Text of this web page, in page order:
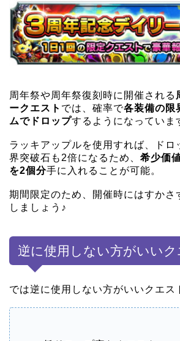
周年祭や周年祭復刻時に開催される
ークエスト では、確率で各装備の限
ムでドロップするようになっていま
ラッキアップルを使用すれば、ドロ
界突破石も2倍になるため、 希少価
を2個分手に入れることが可能。
期間限定のため、開催時にはすかさ
しましょう♪
逆に使用しない方がいいク
では逆に使用しない方がいいクエス